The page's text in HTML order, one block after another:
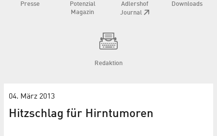
Presse
Potenzial
Magazin
Adlershof
Journal
Downloads
Redaktion
04. März 2013
Hitzschlag für Hirntumoren